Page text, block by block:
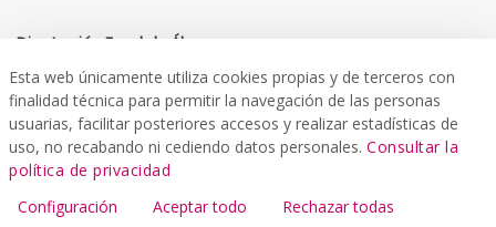
Diputación Foral de Álava
Departamento de Infraestructuras Viarias y Movilidad
Servicio de Movilidad y Transportes
Esta web únicamente utiliza cookies propias y de terceros con
finalidad técnica para permitir la navegación de las personas
usuarias, facilitar posteriores accesos y realizar estadísticas de
uso, no recabando ni cediendo datos personales. Consultar la
política de privacidad
Configuración
Aceptar todo Rechazar todas